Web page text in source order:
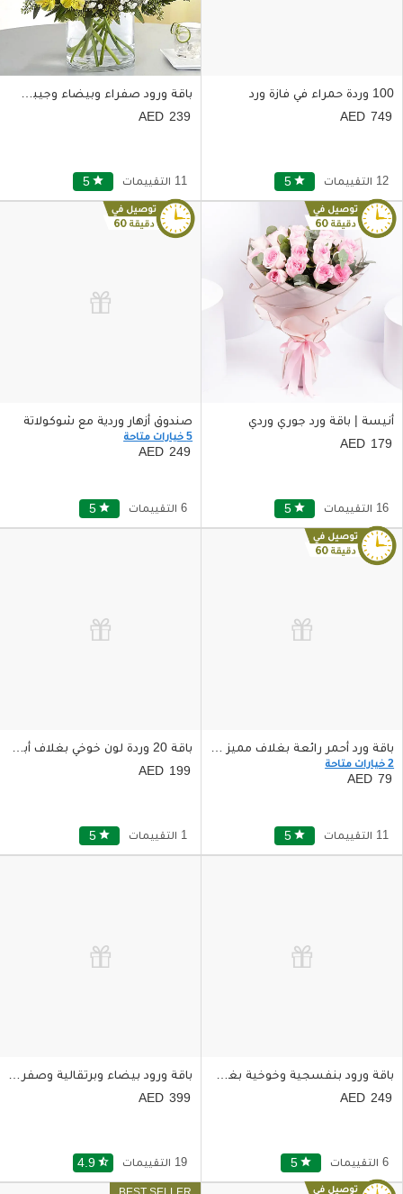
100 وردة حمراء في فازة ورد
749
5 star 12 التقييمات
باقة ورود صفراء وبيضاء وجيبسوفيليا في فازة زجاجية
239
5 star 11 التقييمات
أنيسة | باقة ورد جوري وردي
179
5 star 16 التقييمات
صندوق أزهار وردية مع شوكولاتة
5 خيارات متاحة
249
5 star 6 التقييمات
2 خيارات متاحة
79
5 star 11 التقييمات
باقة 20 وردة لون خوخي بغلاف أبيض جميل
199
5 star 1 التقييمات
باقة ورود بنفسجية وخوخية بغلاف بني
249
5 star 6 التقييمات
399
4.9 star_half 19 التقييمات